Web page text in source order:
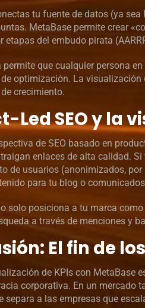
tu fuente de datos (ya
MetaBase permite crear
etapas del embudo pirata
permite que cualquier persona
optimización. La visualización
crecimiento.
Led SEO y la
de SEO basado en
enlaces de alta calidad.
de usuarios (anonimizados,
para tu blog o
solo posiciona a tu marca
a través de menciones y
El fin de
de KPIs con MetaBase
corporativa. En un mercado
separa a las empresas que